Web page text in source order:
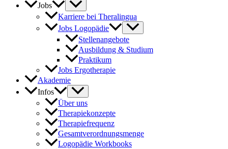
Jobs
Karriere bei Theralingua
Jobs Logopädie
Stellenangebote
Ausbildung & Studium
Praktikum
Jobs Ergotherapie
Akademie
Infos
Über uns
Therapiekonzepte
Therapiefrequenz
Gesamtverordnungsmenge
Logopädie Workbooks